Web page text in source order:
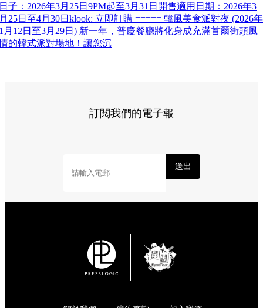
子：2026年3月25日9PM起至3月31日開售適用日期：2026年3
25日至4月30日klook: 立即訂購 ===== 韓風美食派對夜 (2026年
月12日至3月29日) 新一年，普慶餐廳將化身成充滿首爾街頭風
的韓式派對場地！讓您沉
訂閱我們的電子報
送出